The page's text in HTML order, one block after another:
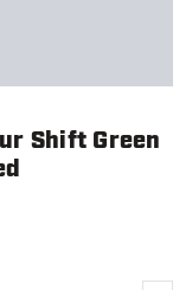
Shift Green